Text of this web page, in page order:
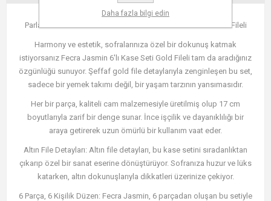
Parlak Zerafetin İncelikleri: Fecra Jasmin 6'lı Kase Seti Gold Fileli
Harmony ve estetik, sofralarınıza özel bir dokunuş katmak
istiyorsanız Fecra Jasmin 6'lı Kase Seti Gold Fileli tam da aradığınız
özgünlüğü sunuyor. Şeffaf gold file detaylarıyla zenginleşen bu set,
sadece bir yemek takımı değil, bir yaşam tarzının yansımasıdır.
Her bir parça, kaliteli cam malzemesiyle üretilmiş olup 17 cm
boyutlarıyla zarif bir denge sunar. İnce işçilik ve dayanıklılığı bir
araya getirerek uzun ömürlü bir kullanım vaat eder.
Altın File Detayları: Altın file detayları, bu kase setini sıradanlıktan
çıkarıp özel bir sanat eserine dönüştürüyor. Sofranıza huzur ve lüks
katarken, altın dokunuşlarıyla dikkatleri üzerinize çekiyor.
6 Parça, 6 Kişilik Düzen: Fecra Jasmin, 6 parçadan oluşan bu setiyle
Daha fazla bilgi edin